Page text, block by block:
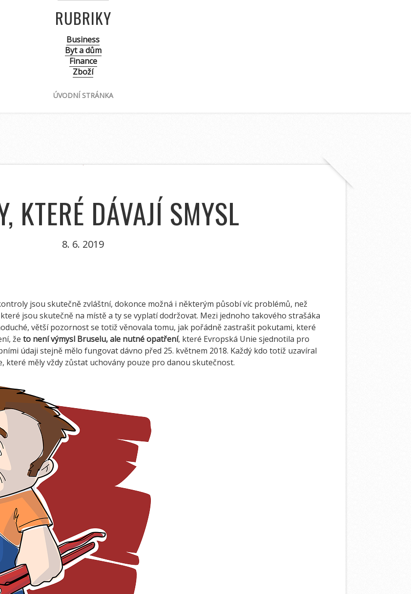
RUBRIKY
Business
Byt a dům
Finance
Zboží
ÚVODNÍ STRÁNKA
KTERÉ DÁVAJÍ SMYSL
8. 6. 2019
jsou skutečně zvláštní, dokonce možná i některým působí víc problémů, než
jsou skutečně na místě a ty se vyplatí dodržovat. Mezi jednoho takového strašáka
větší pozornost se totiž věnovala tomu, jak pořádně zastrašit pokutami, které
žeto není výmysl Bruselu, ale nutné opatření, které Evropská Unie sjednotila pro
údaji stejně mělo fungovat dávno před 25. květnem 2018. Každý kdo totiž uzavíral
které měly vždy zůstat uchovány pouze pro danou skutečnost.